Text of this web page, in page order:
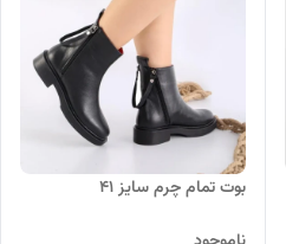
بوت تمام چرم سایز ۴۱